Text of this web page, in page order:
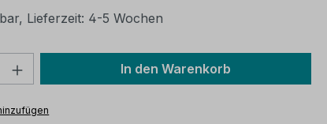
Lieferzeit: 4-5 Wochen
Gib den gewünschten Wert
In den Warenkorb